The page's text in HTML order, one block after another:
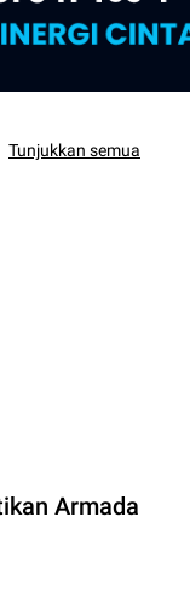
Tunjukkan semua
Armada